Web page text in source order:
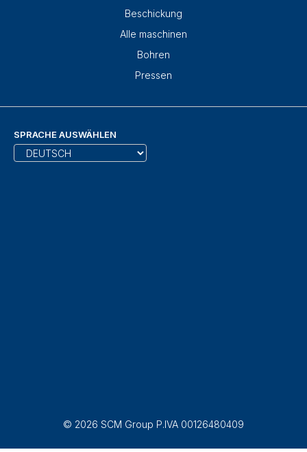
Beschickung
Alle maschinen
Bohren
Pressen
SPRACHE AUSWÄHLEN
© 2026 SCM Group P.IVA 00126480409